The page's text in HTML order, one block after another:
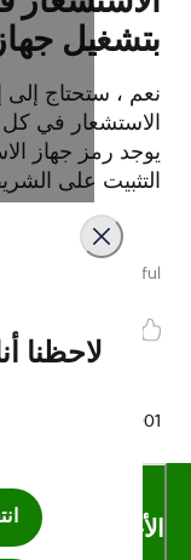
جهاز
، ستحتاج إلى
في كل مرة
رمز جهاز
على الشريط
Was this article
LBL016375
والشروط
لاحظنا أنك
انتقل